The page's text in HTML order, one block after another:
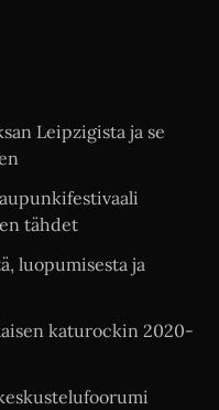
Leipzigista ja se
tähdet
luopumisesta ja
katurockin 2020-